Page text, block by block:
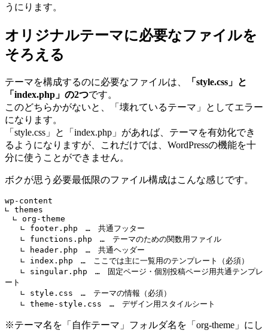
うにります。
オリジナルテーマに必要なファイルを
そろえる
テーマを構成するのに必要なファイルは、
「style.css」と
「index.php」の2つです。
このどちらかがないと、「壊れているテーマ」としてエラー
になります。
「style.css」と「index.php」があれば、テーマを有効化でき
るようになりますが、これだけでは、WordPressの機能を十
分に使うことができません。
ボクが思う必要最低限のファイル構成はこんな感じです。
wp-content
∟ themes
∟ org-theme
∟ footer.php　…　共通フッター
∟ functions.php　…　テーマのための関数用ファイル
∟ header.php　…　共通ヘッダー
∟ index.php　…　ここでは主に一覧用のテンプレート（必須）
∟ singular.php　…　固定ページ・個別投稿ページ用共通テンプレ
ート
∟ style.css　…　テーマの情報（必須）
∟ theme-style.css　…　デザイン用スタイルシート
※テーマ名を「自作テーマ」フォルダ名を「org-theme」にし